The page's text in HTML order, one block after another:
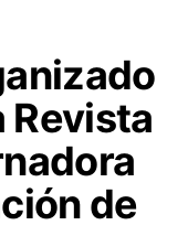
Revista
de